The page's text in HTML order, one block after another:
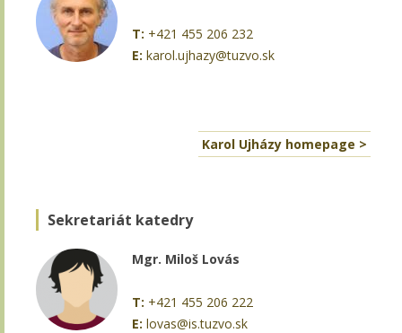
T: +421 455 206 232
E: karol.ujhazy@tuzvo.sk
Karol Ujházy homepage >
Sekretariát katedry
Mgr. Miloš Lovás
T: +421 455 206 222
E: lovas@is.tuzvo.sk